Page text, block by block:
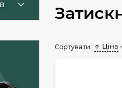
Сортувати: Ціна